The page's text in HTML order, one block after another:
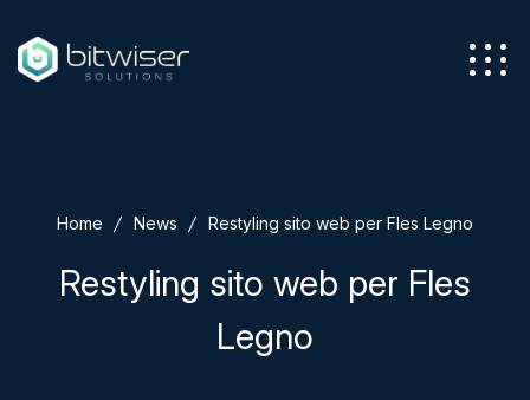
Servizi
Home News Restyling sito web per Fles Legno
Restyling sito web per Fles
Legno